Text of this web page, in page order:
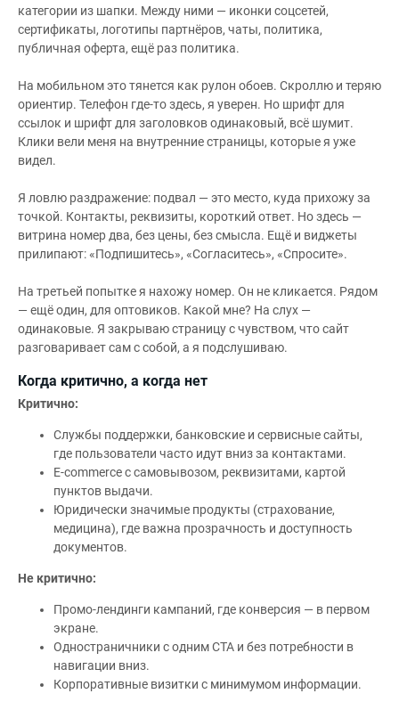
категории из шапки. Между ними — иконки соцсетей,
сертификаты, логотипы партнёров, чаты, политика,
публичная оферта, ещё раз политика.
На мобильном это тянется как рулон обоев. Скроллю и теряю
ориентир. Телефон где-то здесь, я уверен. Но шрифт для
ссылок и шрифт для заголовков одинаковый, всё шумит.
Клики вели меня на внутренние страницы, которые я уже
видел.
Я ловлю раздражение: подвал — это место, куда прихожу за
точкой. Контакты, реквизиты, короткий ответ. Но здесь —
витрина номер два, без цены, без смысла. Ещё и виджеты
прилипают: «Подпишитесь», «Согласитесь», «Спросите».
На третьей попытке я нахожу номер. Он не кликается. Рядом
— ещё один, для оптовиков. Какой мне? На слух —
одинаковые. Я закрываю страницу с чувством, что сайт
разговаривает сам с собой, а я подслушиваю.
Когда критично, а когда нет
Критично:
Службы поддержки, банковские и сервисные сайты,
где пользователи часто идут вниз за контактами.
E-commerce с самовывозом, реквизитами, картой
пунктов выдачи.
Юридически значимые продукты (страхование,
медицина), где важна прозрачность и доступность
документов.
Не критично:
Промо-лендинги кампаний, где конверсия — в первом
экране.
Одностраничники с одним CTA и без потребности в
навигации вниз.
Корпоративные визитки с минимумом информации.